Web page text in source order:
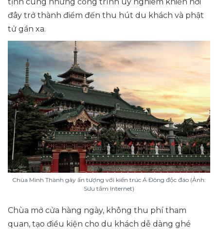
đây trở thành điểm đến thu hút du khách và phật
tử gần xa.
Chùa Minh Thành gây ấn tượng với kiến trúc Á Đông độc đáo (Ảnh:
Sưu tầm Internet)
Chùa mở cửa hàng ngày, không thu phí tham
quan, tạo điều kiện cho du khách dễ dàng ghé